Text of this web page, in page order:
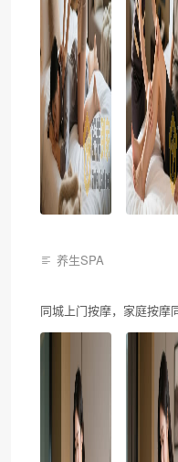
养生SPA
同城上门按摩，家庭按摩